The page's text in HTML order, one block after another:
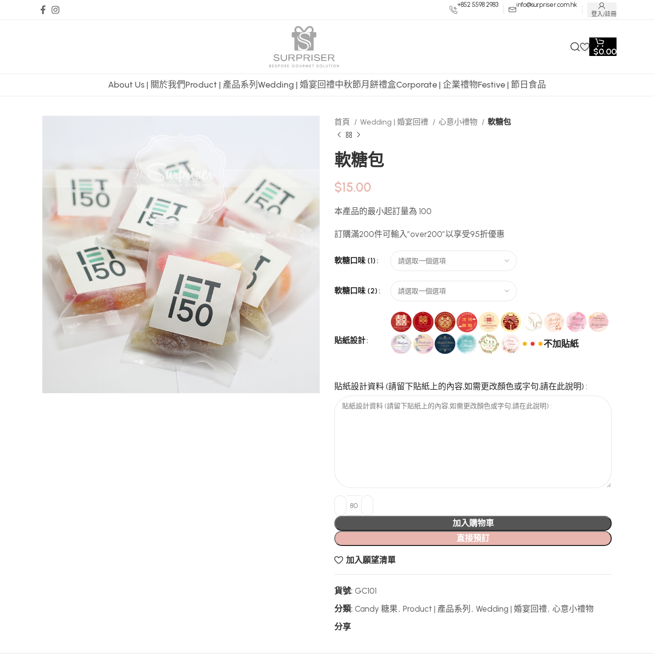
+852 5598 2983 info@surpriser.com.hk
登入/註冊
$0.00
About Us | 關於我們Product | 產品系列 Wedding | 婚宴回禮中秋節月餅禮盒Corporate | 企業禮物Festive | 節日食品
首頁 Wedding | 婚宴回禮 心意小禮物 軟糖包
軟糖包
$15.00
本產品的最小起訂量為 100
訂購滿200件可輸入”over200″以享受95折優惠
軟糖口味 (1)
軟糖口味 (2)
貼紙設計 不加貼紙
貼紙設計資料 (請留下貼紙上的內容,如需更改顏色或字句,請在此說明) :
加入購物車
直接預訂
加入願望清單
貨號: GC101
分類: Candy 糖果 , Product | 產品系列 , Wedding | 婚宴回禮, 心意小禮物
分享